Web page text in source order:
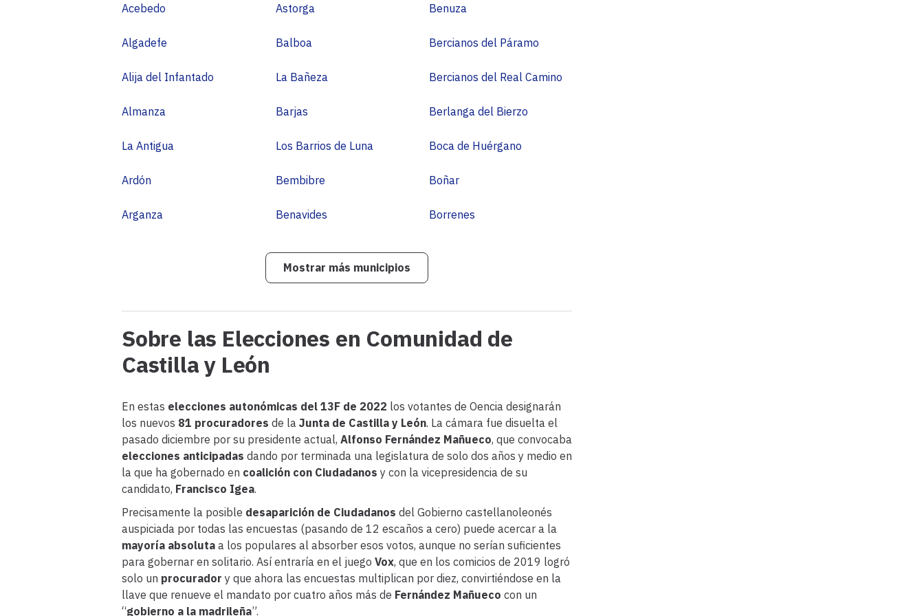
Acebedo
Algadefe
Alija del Infantado
Almanza
La Antigua
Ardón
Arganza
Astorga
Balboa
La Bañeza
Barjas
Los Barrios de Luna
Bembibre
Benavides
Benuza
Bercianos del Páramo
Bercianos del Real Camino
Berlanga del Bierzo
Boca de Huérgano
Boñar
Borrenes
Mostrar más municipios
Sobre las Elecciones en Comunidad de
Castilla y León
En estas elecciones autonómicas del 13F de 2022 los votantes de Oencia designarán
los nuevos 81 procuradores de la Junta de Castilla y León. La cámara fue disuelta el
pasado diciembre por su presidente actual, Alfonso Fernández Mañueco, que convocaba
elecciones anticipadas dando por terminada una legislatura de solo dos años y medio en
la que ha gobernado en coalición con Ciudadanos y con la vicepresidencia de su
candidato, Francisco Igea.
Precisamente la posible desaparición de Ciudadanos del Gobierno castellanoleonés
auspiciada por todas las encuestas (pasando de 12 escaños a cero) puede acercar a la
mayoría absoluta a los populares al absorber esos votos, aunque no serían suficientes
para gobernar en solitario. Así entraría en el juego Vox, que en los comicios de 2019 logró
solo un procurador y que ahora las encuestas multiplican por diez, convirtiéndose en la
llave que renueve el mandato por cuatro años más de Fernández Mañueco con un
“gobierno a la madrileña”.